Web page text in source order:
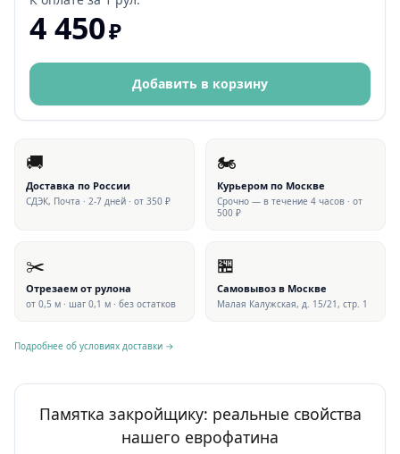
4 450₽
Добавить в корзину
🚚
Доставка по России
СДЭК, Почта · 2-7 дней · от 350 ₽
🏍
Курьером по Москве
Срочно — в течение 4 часов · от
500 ₽
✂️
Отрезаем от рулона
от 0,5 м · шаг 0,1 м · без остатков
🏪
Самовывоз в Москве
Малая Калужская, д. 15/21, стр. 1
Подробнее об условиях доставки →
Памятка закройщику: реальные свойства
нашего еврофатина